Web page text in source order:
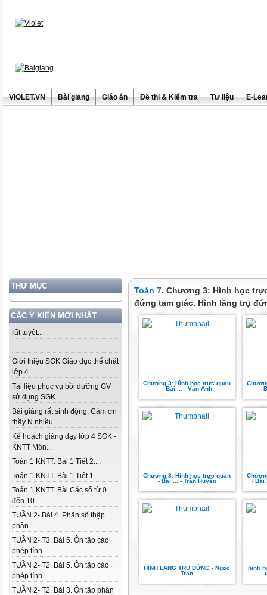
ViOLET.VN Bài giảng Giáo án Đề thi & Kiểm tra Tư liệu E-
THƯ MỤC
CÁC Ý KIẾN MỚI NHẤT
rất tuyệt...
...
Giới thiệu SGK Giáo dục thể chất
lớp 4...
Tài liệu phục vụ bồi dưỡng GV
sử dụng SGK...
Bài giảng rất sinh động. Cảm ơn
thầy N nhiều...
Kế hoạch giảng dạy lớp 4 SGK -
KNTT Môn...
Toán 1 KNTT. Bài 1 Tiết 2....
Toán 1 KNTT. Bài 1 Tiết 1....
Toán 1 KNTT. Bài Các số từ 0
đến 10...
TUẦN 2- Bài 4. Phân số thập
phân...
TUẦN 2- T3. Bài 5. Ôn tập các
phép tính...
TUẦN 2- T2. Bài 5. Ôn tập các
phép tính...
TUẦN 2- T2. Bài 3. Ôn tập phân
Toán 7. Chương 3: Hình học
đứng tam giác. Hình lăng trụ
Chương 3: Hình học trực quan
- Bài ... - Vân Anh
-
Chương 3: Hình học trực quan
- Bài ... - Trần Huyền
- Bài
HÌNH LANG TRỤ ĐỨNG - Ngoc
Tran
hinh